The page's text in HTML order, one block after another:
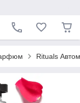
Rituals